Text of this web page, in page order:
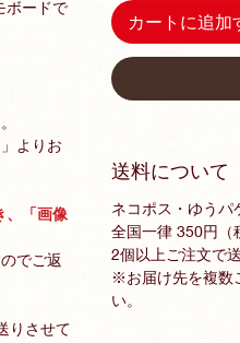
ボードで
よりお
、「画像
でご返
りさせて
カートに追加
送料について
ネコポス・ゆうパ
全国一律 350円（
2個以上ご注文で
※お届け先を複数
い。